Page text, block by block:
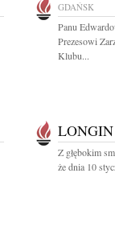
GDAŃSK
Panu
Prezesowi
Klubu...
Z głębokim
że dnia 10